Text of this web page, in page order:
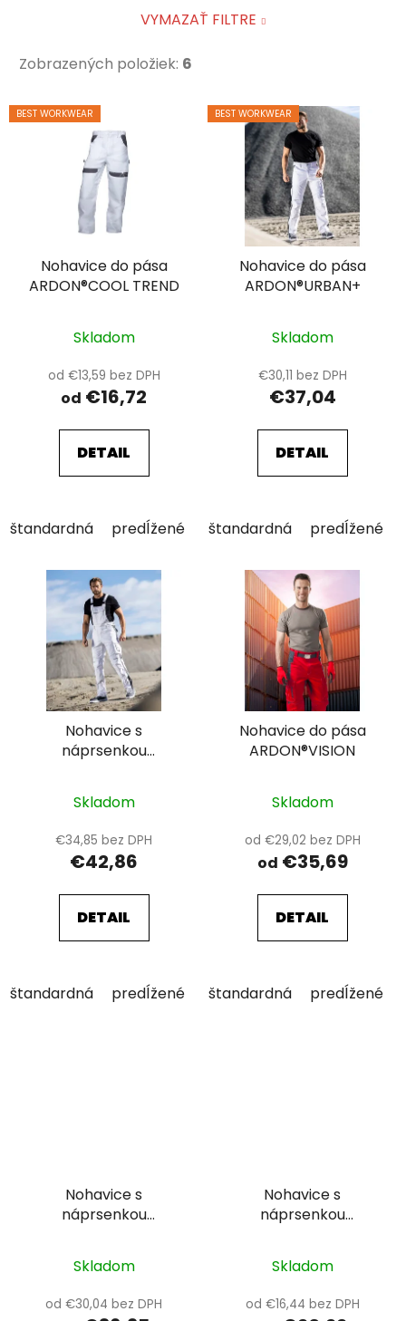
VYMAZAŤ FILTRE
Zobrazených položiek: 6
V
ý
BEST WORKWEAR
Nohavice do pása
ARDON®COOL TREND
Skladom
od €13,59 bez DPH
od €16,72
DETAIL
štandardná predĺžené skrátené
BEST WORKWEAR
Nohavice do pása
ARDON®URBAN+
Skladom
€30,11 bez DPH
€37,04
DETAIL
štandardná predĺžené
Nohavice s
náprsenkou
Skladom
€34,85 bez DPH
€42,86
DETAIL
štandardná predĺžené skrátené
Nohavice do pása
ARDON®VISION
Skladom
od €29,02 bez DPH
od €35,69
DETAIL
štandardná predĺžené
Nohavice s
náprsenkou
Skladom
od €30,04 bez DPH
Nohavice s
náprsenkou
Skladom
od €16,44 bez DPH